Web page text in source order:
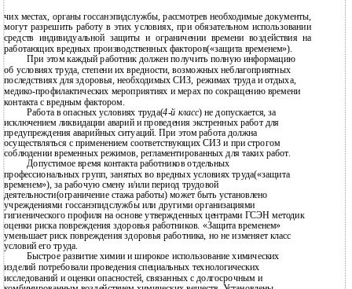
чих местах, органы госсанэпидслужбы, рассмотрев необходимые документы,
могут разрешить работу в этих условиях, при обязательном использовании
средств индивидуальной защиты и ограничении времени воздействия на
работающих вредных производственных факторов(«защита временем»).
При этом каждый работник должен получить полную информацию
об условиях труда, степени их вредности, возможных неблагоприятных
последствиях для здоровья, необходимых СИЗ, режимах труда и отдыха,
медико-профилактических мероприятиях и мерах по сокращению времени
контакта с вредным фактором.
Работа в опасных условиях труда(4-й класс) не допускается, за
исключением ликвидации аварий и проведения экстренных работ для
предупреждения аварийных ситуаций. При этом работа должна
осуществляться с применением соответствующих СИЗ и при строгом
соблюдении временных режимов, регламентированных для таких работ.
Допустимое время контакта работников отдельных
профессиональных групп, занятых во вредных условиях труда(«защита
временем»), за рабочую смену и/или период трудовой
деятельности(ограничение стажа работы) может быть установлено
учреждениями госсанэпидслужбы или другими организациями
гигиенического профиля на основе утвержденных центрами ГСЭН методик
оценки риска повреждения здоровья работников. «Защита временем»
уменьшает риск повреждения здоровья работника, но не изменяет класс
условий его труда.
Быстрое развитие химии и широкое использование химических
изделий потребовали проведения специальных технологических
исследований и оценки опасностей, связанных с долгосрочным и